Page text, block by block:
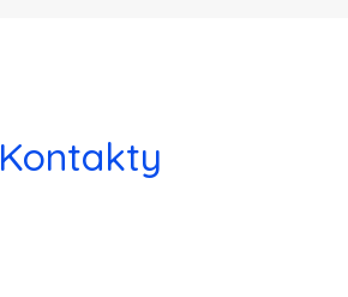
Kontakty